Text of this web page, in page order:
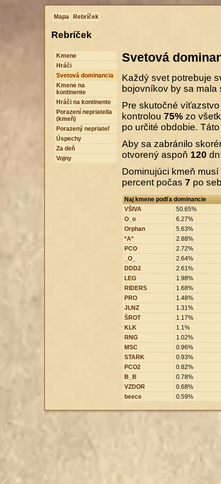
Mapa Rebríček
Rebríček
Kmene
Hráči
Svetová dominancia
Kmene na
kontinente
Hráči na kontinente
Porazení nepriatelia
(kmeň)
Porazený nepriateľ
Úspechy
Za deň
Vojny
Svetová
Každý svet potrebuje
bojovníkov by sa
Pre skutočné
kontrolou 75% zo
po určité obdobie.
Aby sa zabránilo
otvorený aspoň 120
Dominujúci kmeň
percent počas 7 po
Naj kmene podľa dominancie
VŠIVA
50.65%
O_o
6.27%
Orphan
5.63%
*A*
2.88%
PCO
2.72%
_O_
2.64%
DDD2
2.61%
LEG
1.98%
RIDERS
1.68%
PRO
1.48%
JLNZ
1.31%
ŠROT
1.17%
KLK
1.1%
RNG
1.02%
MSC
0.96%
STARK
0.93%
PCO2
0.82%
B_B
0.78%
VZDOR
0.68%
beece
0.59%